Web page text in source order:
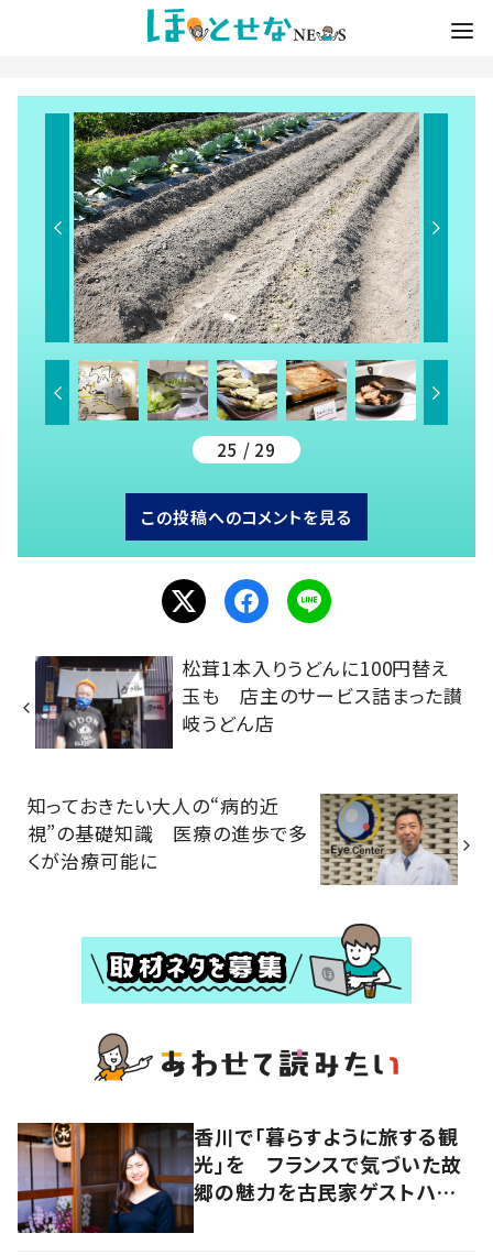
25 / 29
この投稿へのコメントを見る
松茸1本入りうどんに100円替え
玉も 店主のサービス詰まった讃
岐うどん店
知っておきたい大人の“病的近
視”の基礎知識 医療の進歩で多
くが治療可能に
香川で「暮らすように旅する観
光」を フランスで気づいた故
郷の魅力を古民家ゲストハウス